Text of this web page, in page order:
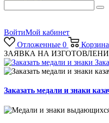
ВойтиМой кабинет
Отложенные 0 Корзина
ЗАЯВКА НА
Заказать медали и знаки